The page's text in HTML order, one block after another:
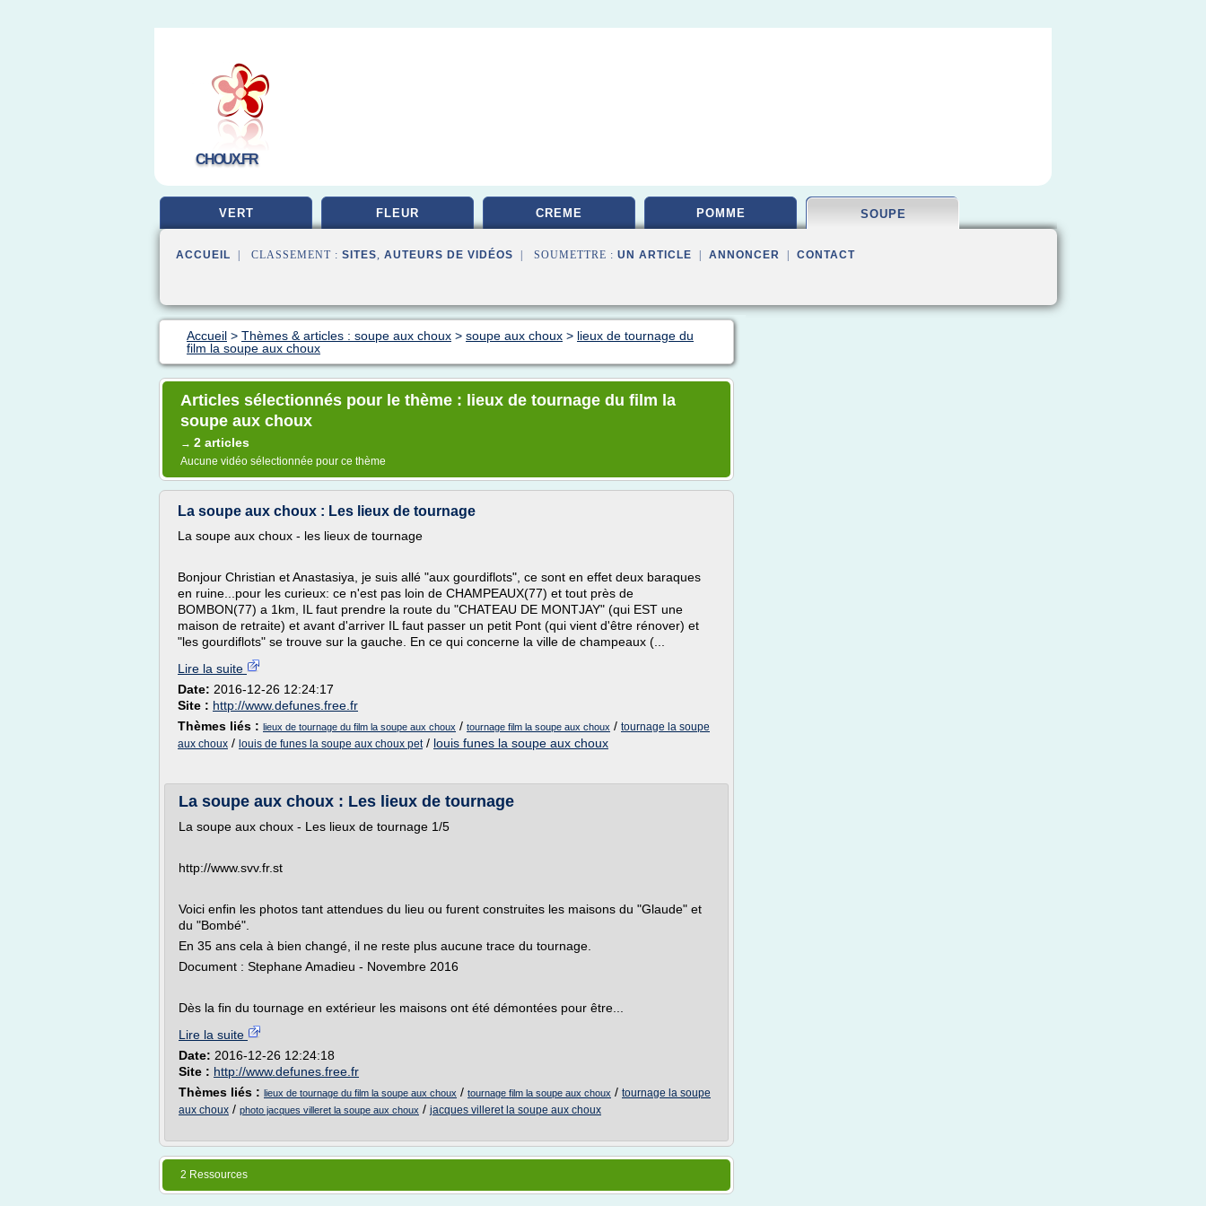
CHOUX.FR
VERT FLEUR CREME POMME SOUPE
ACCUEIL | CLASSEMENT : SITES, AUTEURS DE VIDÉOS | SOUMETTRE : UN ARTICLE ANNONCER CONTACT
Accueil > Thèmes & articles : soupe aux choux > soupe aux choux > lieux de tournage du
film la soupe aux choux
Articles sélectionnés pour le thème : lieux de tournage du film la
soupe aux choux
→ 2 articles
Aucune vidéo sélectionnée pour ce thème
La soupe aux choux : Les lieux de tournage
La soupe aux choux - les lieux de tournage
Bonjour Christian et Anastasiya, je suis allé "aux gourdiflots", ce sont en effet deux baraques
en ruine...pour les curieux: ce n'est pas loin de CHAMPEAUX(77) et tout près de
BOMBON(77) a 1km, IL faut prendre la route du "CHATEAU DE MONTJAY" (qui EST une
maison de retraite) et avant d'arriver IL faut passer un petit Pont (qui vient d'être rénover) et
"les gourdiflots" se trouve sur la gauche. En ce qui concerne la ville de champeaux (...
Lire la suite
Date: 2016-12-26 12:24:17
Site : http://www.defunes.free.fr
Thèmes liés : lieux de tournage du film la soupe aux choux / tournage film la soupe aux choux / tournage la soupe
aux choux / louis de funes la soupe aux choux pet/ louis funes la soupe aux choux
La soupe aux choux : Les lieux de tournage
La soupe aux choux - Les lieux de tournage 1/5
http://www.svv.fr.st
Voici enfin les photos tant attendues du lieu ou furent construites les maisons du "Glaude" et
du "Bombé".
En 35 ans cela à bien changé, il ne reste plus aucune trace du tournage.
Document : Stephane Amadieu - Novembre 2016
Dès la fin du tournage en extérieur les maisons ont été démontées pour être...
Lire la suite
Date: 2016-12-26 12:24:18
Site : http://www.defunes.free.fr
Thèmes liés : lieux de tournage du film la soupe aux choux / tournage film la soupe aux choux / tournage la soupe
aux choux / photo jacques villeret la soupe aux choux / jacques villeret la soupe aux choux
2 Ressources